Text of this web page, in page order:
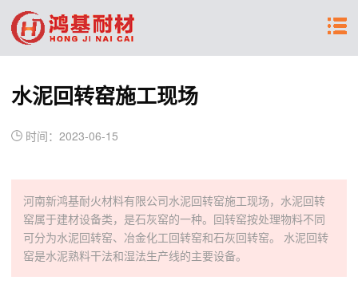
水泥回转窑施工现场
时间：2023-06-15
河南新鸿基耐火材料有限公司水泥回转窑施工现场，水泥回转
窑属于建材设备类，是石灰窑的一种。回转窑按处理物料不同
可分为水泥回转窑、冶金化工回转窑和石灰回转窑。 水泥回转
窑是水泥熟料干法和湿法生产线的主要设备。